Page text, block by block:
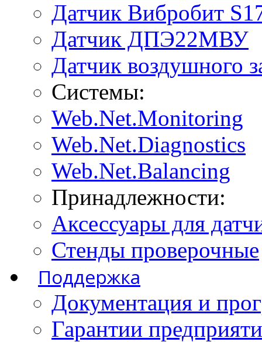
Датчик Вибробит
Датчик ДПЭ22МВУ
Датчик воздушного
Системы:
Web.Net.Monitoring
Web.Net.Diagnostics
Web.Net.Balancing
Принадлежности:
Аксессуары для
Стенды проверочные
Поддержка
Документация и
Гарантии